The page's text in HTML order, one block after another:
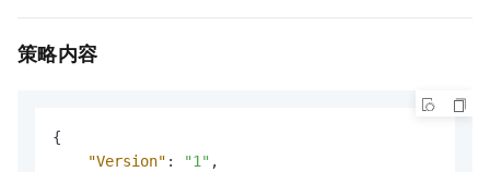
策略内容
{
"Version" : "1" ,